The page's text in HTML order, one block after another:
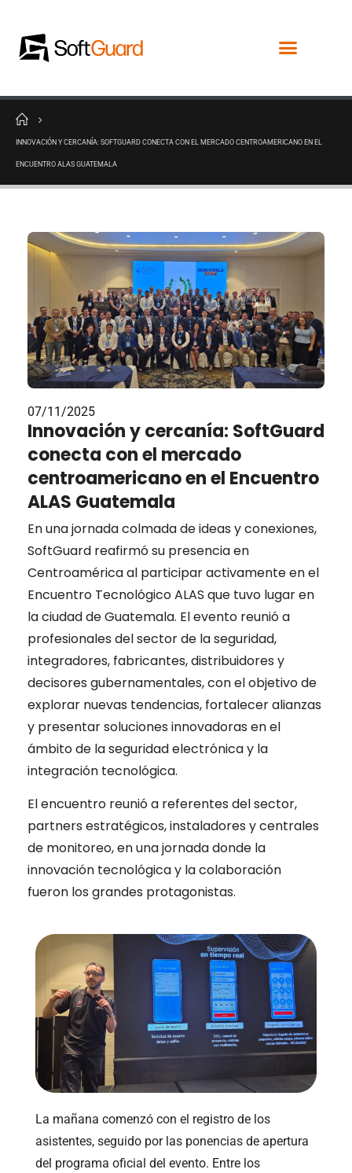
INNOVACIÓN Y CERCANÍA: SOFTGUARD CONECTA CON EL MERCADO CENTROAMERICANO EN EL
ENCUENTRO ALAS GUATEMALA
07/11/2025
Innovación y cercanía: SoftGuard
conecta con el mercado
centroamericano en el Encuentro
ALAS Guatemala
En una jornada colmada de ideas y conexiones,
SoftGuard reafirmó su presencia en
Centroamérica al participar activamente en el
Encuentro Tecnológico ALAS que tuvo lugar en
la ciudad de Guatemala. El evento reunió a
profesionales del sector de la seguridad,
integradores, fabricantes, distribuidores y
decisores gubernamentales, con el objetivo de
explorar nuevas tendencias, fortalecer alianzas
y presentar soluciones innovadoras en el
ámbito de la seguridad electrónica y la
integración tecnológica.
El encuentro reunió a referentes del sector,
partners estratégicos, instaladores y centrales
de monitoreo, en una jornada donde la
innovación tecnológica y la colaboración
fueron los grandes protagonistas.
La mañana comenzó con el registro de los
asistentes, seguido por las ponencias de apertura
del programa oficial del evento. Entre los